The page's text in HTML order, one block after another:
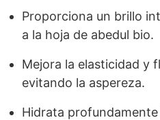
Proporciona un brillo
a la hoja de abedul bio.
Mejora la elasticidad y
evitando la aspereza.
Hidrata